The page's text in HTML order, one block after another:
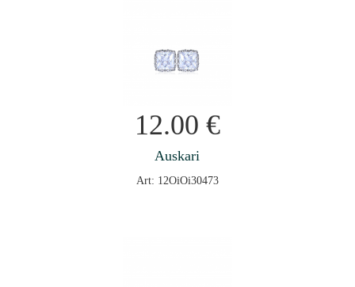
12.00 €
Auskari
Art: 12OiOi30473